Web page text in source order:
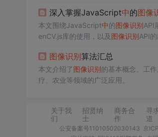
深入掌握JavaScript中的图像
本文围绕JavaScript中的图像识别API
enCV.js库的使用，以及 图像识别API
图像识别算法汇总
本文介绍了图像识别的基本概念、工
疗、农业等领域的广泛应用。
关于我
们
招贤纳
士
商务合
作
寻
道
公安备案号11010502030143 京